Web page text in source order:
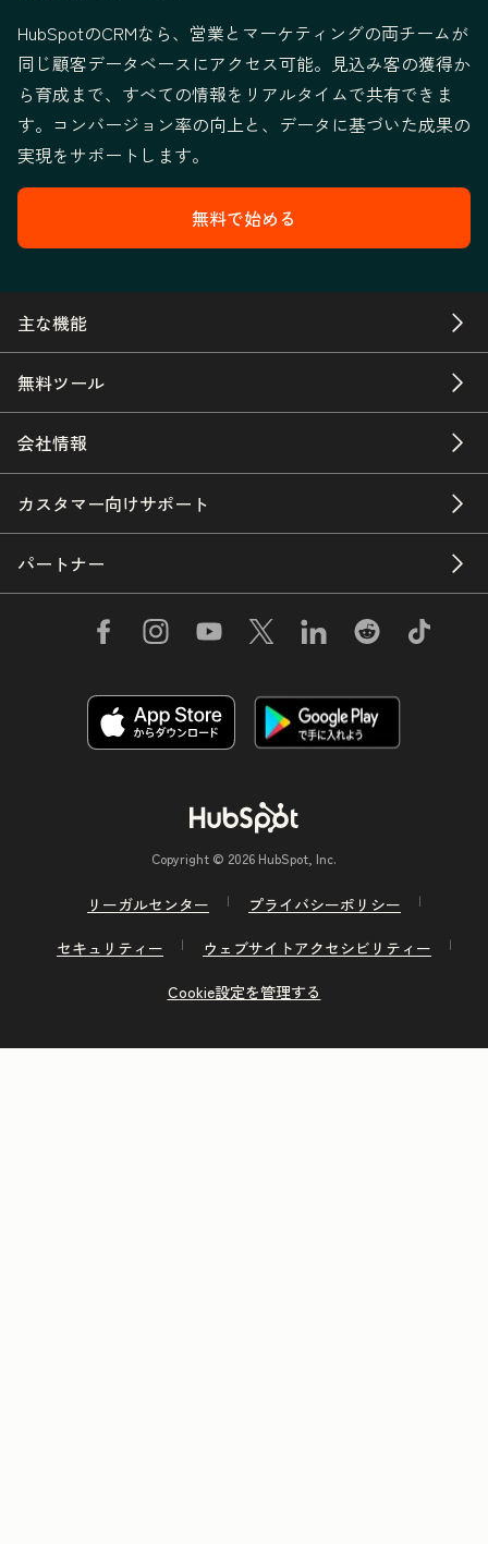
HubSpotのCRMなら、営業とマーケティングの両チームが
同じ顧客データベースにアクセス可能。見込み客の獲得か
ら育成まで、すべての情報をリアルタイムで共有できま
す。コンバージョン率の向上と、データに基づいた成果の
実現をサポートします。
無料で始める
主な機能
無料ツール
会社情報
カスタマー向けサポート
パートナー
Copyright © 2026 HubSpot, Inc.
リーガルセンター
プライバシーポリシー
セキュリティー
ウェブサイトアクセシビリティー
Cookie設定を管理する